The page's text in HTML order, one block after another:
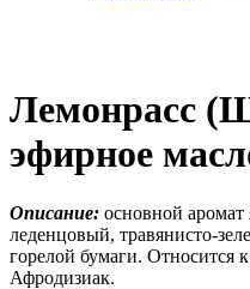
Лемонрасс
эфирное
Описание: основной
леденцовый, травянисто-
горелой бумаги. Относится
Афродизиак.